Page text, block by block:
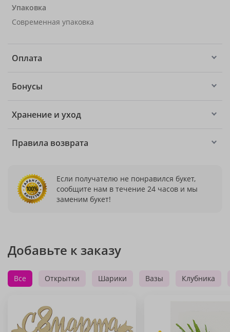
Упаковка
Современная упаковка
Оплата
Бонусы
Хранение и уход
Правила возврата
Если получателю не понравился букет,
сообщите нам в течение 24 часов и мы
заменим букет!
Добавьте к заказу
Все Открытки Шарики Вазы Клубника